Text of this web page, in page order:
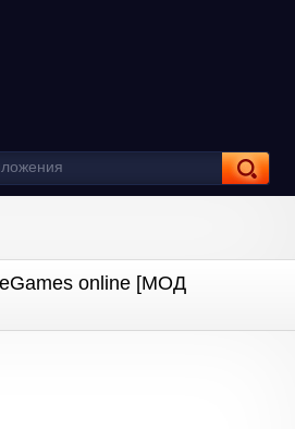
online [МОД